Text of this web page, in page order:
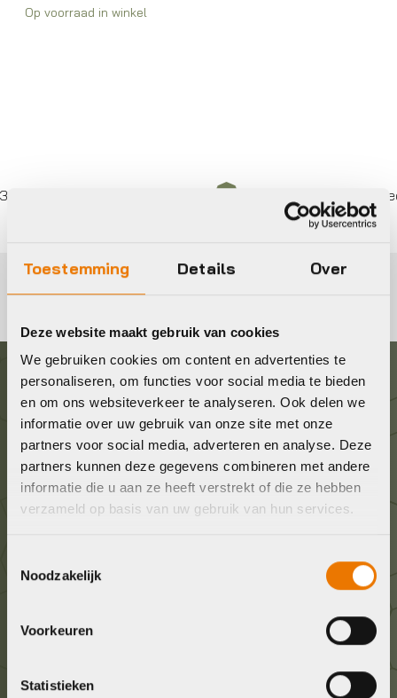
Toestemming Details Over
Deze website maakt gebruik van cookies
We gebruiken cookies om content en advertenties te
personaliseren, om functies voor social media te bieden
en om ons websiteverkeer te analyseren. Ook delen we
informatie over uw gebruik van onze site met onze
partners voor social media, adverteren en analyse. Deze
partners kunnen deze gegevens combineren met andere
informatie die u aan ze heeft verstrekt of die ze hebben
verzameld op basis van uw gebruik van hun services.
Noodzakelijk
Voorkeuren
Statistieken
Op voorraad in winkel
betalen, Eigen werkplaats met
Graag in contact komen?
Wij staan voor je klaar! Neem contact op via de
onderstaande gegevens.
Stuur ons een e-mail
036 5304422
Kom langs!